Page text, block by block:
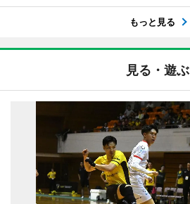
もっと見る
見る・遊ぶ